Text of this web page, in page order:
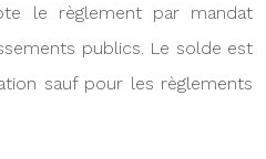
le règlement par mandat
publics. Le solde est
sauf pour les règlements